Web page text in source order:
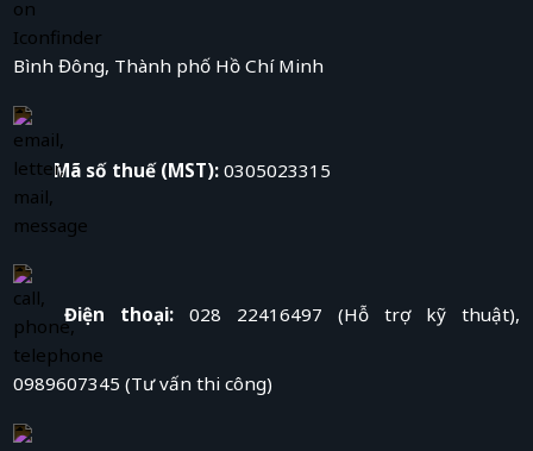
Bình Đông, Thành phố Hồ Chí Minh
Mã số thuế (MST): 0305023315
Điện thoại: 028 22416497 (Hỗ trợ kỹ thuật),
0989607345 (Tư vấn thi công)